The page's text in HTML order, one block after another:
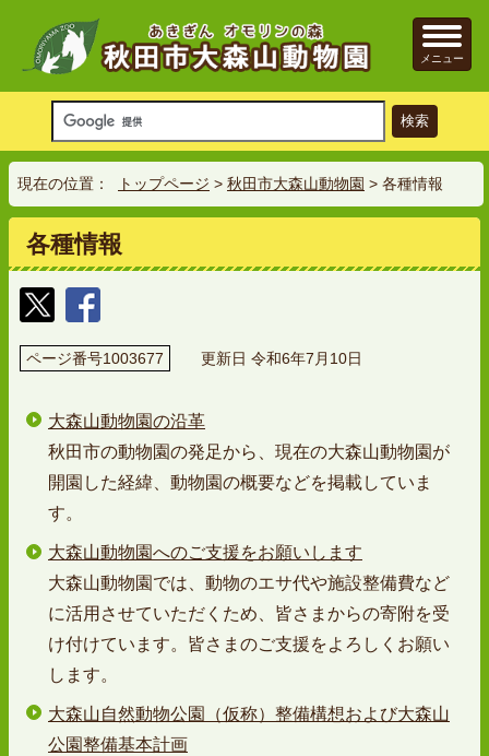
メニュー
現在の位置： トップページ > 秋田市大森山動物園 > 各種情報
各種情報
ページ番号1003677 更新日 令和6年7月10日
大森山動物園の沿革
秋田市の動物園の発足から、現在の大森山動物園が
開園した経緯、動物園の概要などを掲載していま
す。
大森山動物園へのご支援をお願いします
大森山動物園では、動物のエサ代や施設整備費など
に活用させていただくため、皆さまからの寄附を受
け付けています。皆さまのご支援をよろしくお願い
します。
大森山自然動物公園（仮称）整備構想および大森山
公園整備基本計画